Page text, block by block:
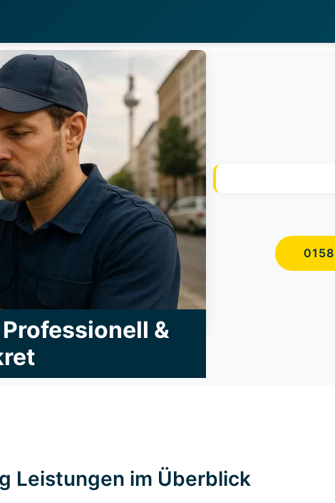
&
Leistungen im Überblick